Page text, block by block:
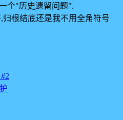
个"历史遗留问题".
根结底还是我不用全角符号